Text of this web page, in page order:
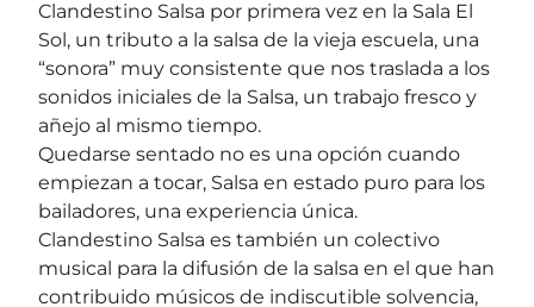
Clandestino Salsa por primera vez en la Sala El
Sol, un tributo a la salsa de la vieja escuela, una
“sonora” muy consistente que nos traslada a los
sonidos iniciales de la Salsa, un trabajo fresco y
añejo al mismo tiempo.
Quedarse sentado no es una opción cuando
empiezan a tocar, Salsa en estado puro para los
bailadores, una experiencia única.
Clandestino Salsa es también un colectivo
musical para la difusión de la salsa en el que han
contribuido músicos de indiscutible solvencia,